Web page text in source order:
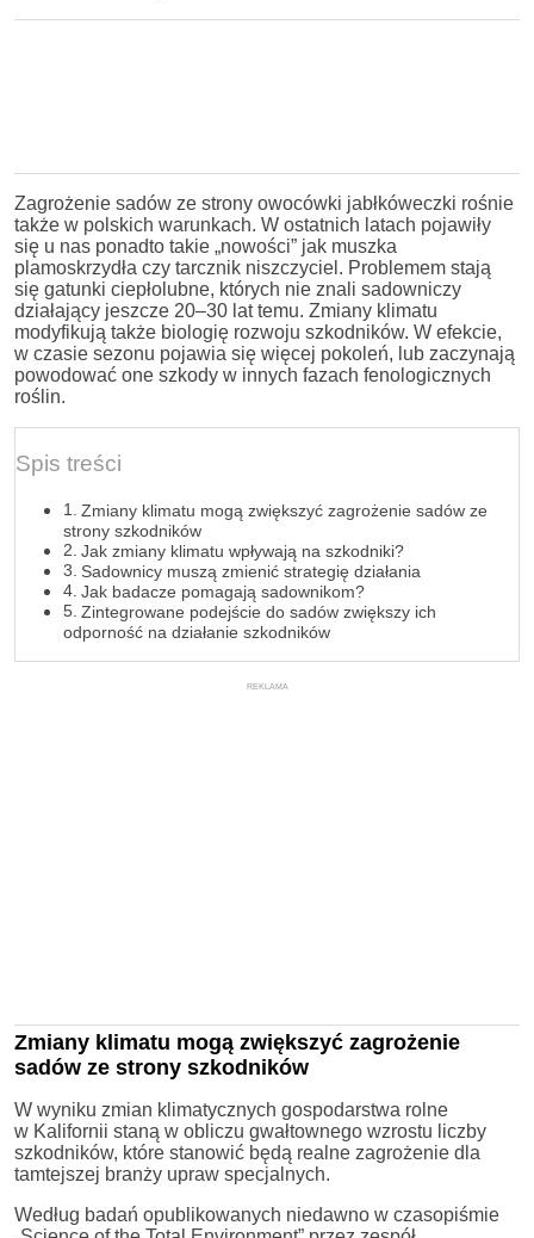
Zagrożenie sadów ze strony owocówki jabłkóweczki rośnie
także w polskich warunkach. W ostatnich latach pojawiły
się u nas ponadto takie „nowości” jak muszka
plamoskrzydła czy tarcznik niszczyciel. Problemem stają
się gatunki ciepłolubne, których nie znali sadowniczy
działający jeszcze 20–30 lat temu. Zmiany klimatu
modyfikują także biologię rozwoju szkodników. W efekcie,
w czasie sezonu pojawia się więcej pokoleń, lub zaczynają
powodować one szkody w innych fazach fenologicznych
roślin.
Spis treści
Zmiany klimatu mogą zwiększyć zagrożenie sadów ze
strony szkodników
Jak zmiany klimatu wpływają na szkodniki?
Sadownicy muszą zmienić strategię działania
Jak badacze pomagają sadownikom?
Zintegrowane podejście do sadów zwiększy ich
odporność na działanie szkodników
REKLAMA
Zmiany klimatu mogą zwiększyć zagrożenie
sadów ze strony szkodników
W wyniku zmian klimatycznych gospodarstwa rolne
w Kalifornii staną w obliczu gwałtownego wzrostu liczby
szkodników, które stanowić będą realne zagrożenie dla
tamtejszej branży upraw specjalnych.
Według badań opublikowanych niedawno w czasopiśmie